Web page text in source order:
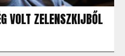
VOLT ZELENSZKIJBŐL